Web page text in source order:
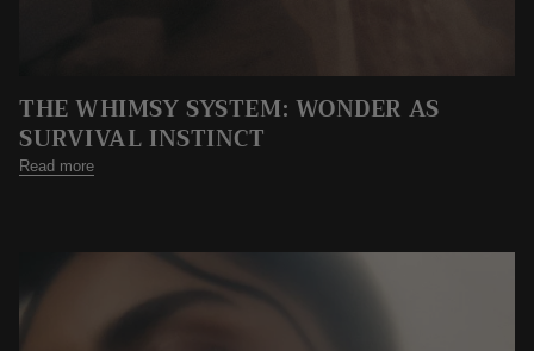
THE WHIMSY SYSTEM: WONDER AS
SURVIVAL INSTINCT
Read more